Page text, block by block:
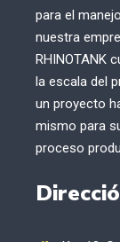
para el
nuestra
RHINOTANK
la escala del
un proyecto
mismo para
proceso